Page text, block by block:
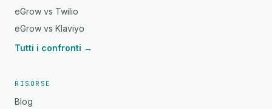
eGrow vs Twilio
eGrow vs Klaviyo
Tutti i confronti →
RISORSE
Blog